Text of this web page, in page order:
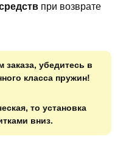
при возврате
убедитесь в
класса пружин!
то установка
вниз.